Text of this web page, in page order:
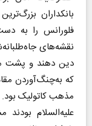
بانکداران
فلورانس را به
نقشه‌های
دین دهند و پشت
که به‌چنگ‌آوردن
مذهب کاتولیک
علیه‌السلام